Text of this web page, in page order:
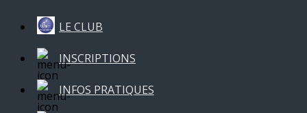
LE CLUB
INSCRIPTIONS
INFOS PRATIQUES